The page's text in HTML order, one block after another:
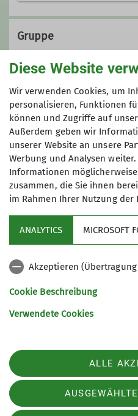
Gruppe
Erwachsene
In einer Gruppe
sicherer, sondern
Spaß. Das
bietet ganzjährig
mittelschwere
Klettersteig- und
Hochtouren von
wir
Skihochtour
Details
Über den Verein
Service
Sektion Markt Schwaben des
Telefon +4981219891680
Diese Website
Wir verwenden Cookies, um
personalisieren, Funktionen
können und Zugriffe auf
Außerdem geben wir
unserer Website an unsere
Werbung und Analysen
Informationen
zusammen, die Sie ihnen
im Rahmen Ihrer Nutzung der
ANALYTICS MICROSOFT
Akzeptieren
Cookie Beschreibung
Verwendete Cookies
ALLE